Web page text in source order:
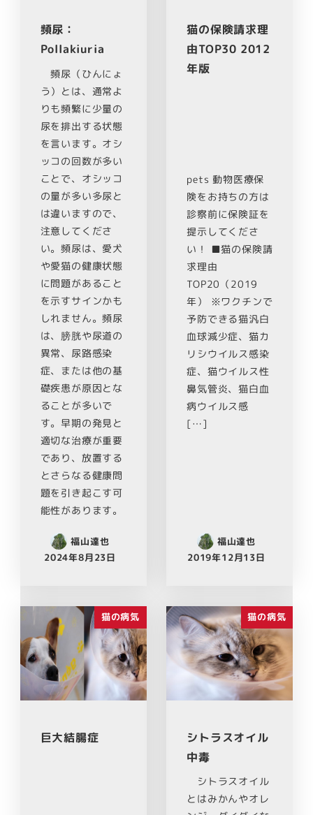
頻尿：
Pollakiuria
頻尿（ひんにょ
う）とは、通常よ
りも頻繁に少量の
尿を排出する状態
を言います。オシ
ッコの回数が多い
ことで、オシッコ
の量が多い多尿と
は違いますので、
注意してくださ
い。頻尿は、愛犬
や愛猫の健康状態
に問題があること
を示すサインかも
しれません。頻尿
は、膀胱や尿道の
異常、尿路感染
症、または他の基
礎疾患が原因とな
ることが多いで
す。早期の発見と
適切な治療が重要
であり、放置する
とさらなる健康問
題を引き起こす可
能性があります。
福山達也
2024年8月23日
猫の保険請求理
由TOP30 2012
年版
pets 動物医療保
険をお持ちの方は
診察前に保険証を
提示してくださ
い！ ■猫の保険請
求理由
TOP20（2019
年） ※ワクチンで
予防できる猫汎白
血球減少症、猫カ
リシウイルス感染
症、猫ウイルス性
鼻気管炎、猫白血
病ウイルス感
[…]
福山達也
2019年12月13日
猫の病気
巨大結腸症
猫の病気
シトラスオイル
中毒
シトラスオイル
とはみかんやオレ